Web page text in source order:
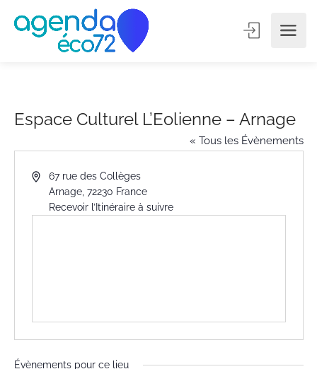
Espace Culturel L’Eolienne – Arnage
« Tous les Évènements
Adresse67 rue des Collèges
Arnage 72230 France
Recevoir l’Itinéraire à suivre
Évènements pour ce lieu